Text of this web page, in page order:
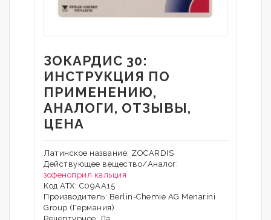
ЗОКАРДИС 30:
ИНСТРУКЦИЯ ПО
ПРИМЕНЕНИЮ,
АНАЛОГИ, ОТЗЫВЫ,
ЦЕНА
Латинское название: ZOCARDIS
Действующее вещество/Аналог:
зофеноприл кальция
Код АТХ: С09АА15
Производитель: Berlin-Chemie AG Menarini
Group (Германия)